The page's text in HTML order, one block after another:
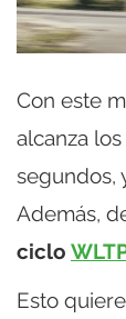
Con este
alcanza
segundos,
Además,
ciclo
Esto